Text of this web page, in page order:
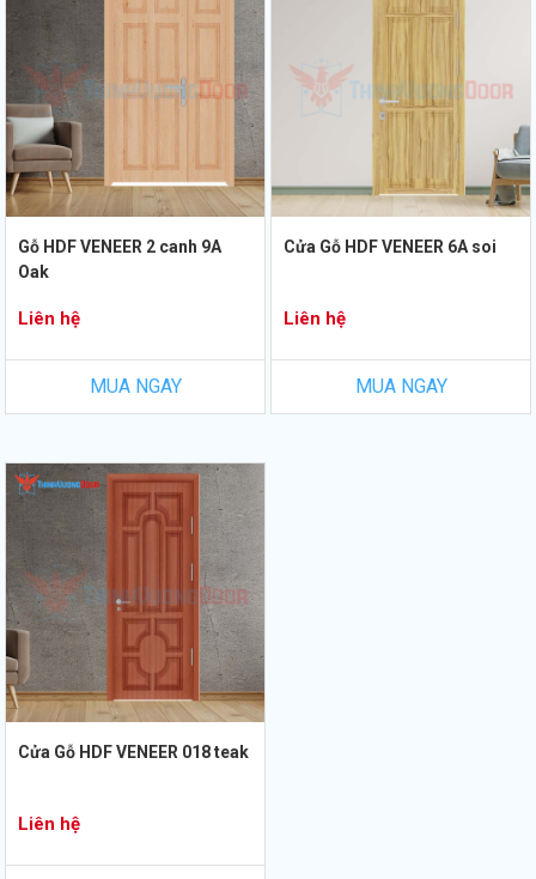
Gỗ HDF VENEER 2 canh 9A
Oak
Liên hệ
MUA NGAY
Cửa Gỗ HDF VENEER 6A soi
Liên hệ
MUA NGAY
Cửa Gỗ HDF VENEER 018 teak
Liên hệ